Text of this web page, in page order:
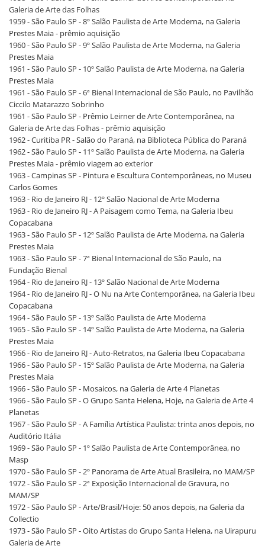
Galeria de Arte das Folhas
1959 - São Paulo SP - 8º Salão Paulista de Arte Moderna, na Galeria
Prestes Maia - prêmio aquisição
1960 - São Paulo SP - 9º Salão Paulista de Arte Moderna, na Galeria
Prestes Maia
1961 - São Paulo SP - 10º Salão Paulista de Arte Moderna, na Galeria
Prestes Maia
1961 - São Paulo SP - 6ª Bienal Internacional de São Paulo, no Pavilhão
Ciccilo Matarazzo Sobrinho
1961 - São Paulo SP - Prêmio Leirner de Arte Contemporânea, na
Galeria de Arte das Folhas - prêmio aquisição
1962 - Curitiba PR - Salão do Paraná, na Biblioteca Pública do Paraná
1962 - São Paulo SP - 11º Salão Paulista de Arte Moderna, na Galeria
Prestes Maia - prêmio viagem ao exterior
1963 - Campinas SP - Pintura e Escultura Contemporâneas, no Museu
Carlos Gomes
1963 - Rio de Janeiro RJ - 12º Salão Nacional de Arte Moderna
1963 - Rio de Janeiro RJ - A Paisagem como Tema, na Galeria Ibeu
Copacabana
1963 - São Paulo SP - 12º Salão Paulista de Arte Moderna, na Galeria
Prestes Maia
1963 - São Paulo SP - 7ª Bienal Internacional de São Paulo, na
Fundação Bienal
1964 - Rio de Janeiro RJ - 13º Salão Nacional de Arte Moderna
1964 - Rio de Janeiro RJ - O Nu na Arte Contemporânea, na Galeria Ibeu
Copacabana
1964 - São Paulo SP - 13º Salão Paulista de Arte Moderna
1965 - São Paulo SP - 14º Salão Paulista de Arte Moderna, na Galeria
Prestes Maia
1966 - Rio de Janeiro RJ - Auto-Retratos, na Galeria Ibeu Copacabana
1966 - São Paulo SP - 15º Salão Paulista de Arte Moderna, na Galeria
Prestes Maia
1966 - São Paulo SP - Mosaicos, na Galeria de Arte 4 Planetas
1966 - São Paulo SP - O Grupo Santa Helena, Hoje, na Galeria de Arte 4
Planetas
1967 - São Paulo SP - A Família Artística Paulista: trinta anos depois, no
Auditório Itália
1969 - São Paulo SP - 1º Salão Paulista de Arte Contemporânea, no
Masp
1970 - São Paulo SP - 2º Panorama de Arte Atual Brasileira, no MAM/SP
1972 - São Paulo SP - 2ª Exposição Internacional de Gravura, no
MAM/SP
1972 - São Paulo SP - Arte/Brasil/Hoje: 50 anos depois, na Galeria da
Collectio
1973 - São Paulo SP - Oito Artistas do Grupo Santa Helena, na Uirapuru
Galeria de Arte